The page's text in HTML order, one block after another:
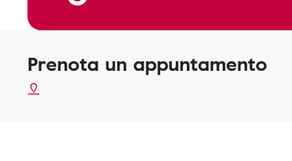
Prenota un appuntamento